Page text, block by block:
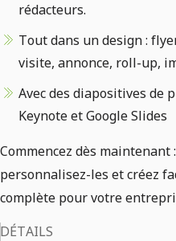
rédacteurs.
Tout dans un design :
visite, annonce, roll-up,
Avec des diapositives de
Keynote et Google Slides
Commencez dès maintenant
personnalisez-les et créez
complète pour votre
DÉTAILS